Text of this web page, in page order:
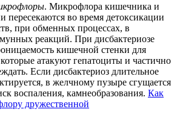
. Микрофлора кишечника и
пересекаются во время детоксикации
при обменных процессах, в
реакций. При дисбактериозе
кишечной стенки для
атакуют гепатоциты и частично
Если дисбактериоз длительное
в желчному пузыре сгущается
воспаления, камнеобразования. Как
дружественной